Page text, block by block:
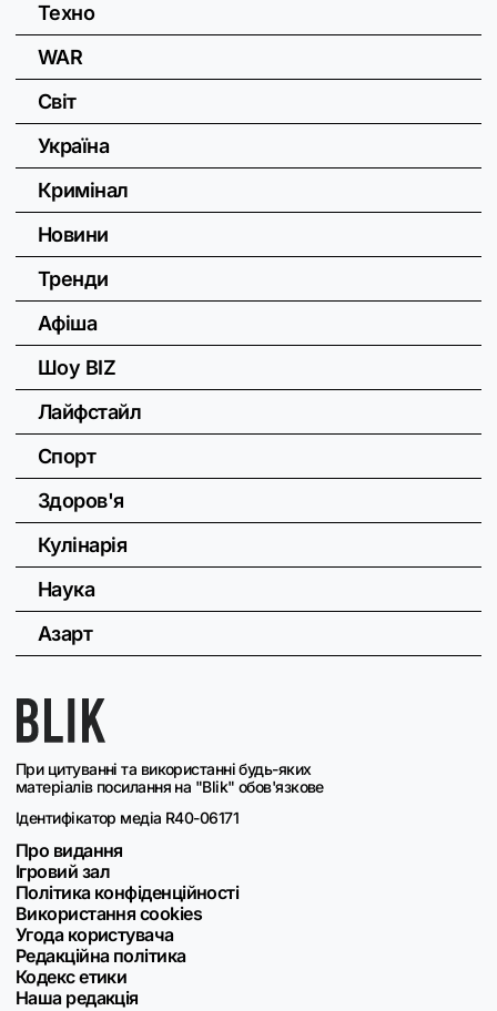
При цитуванні та використанні будь-яких
матеріалів посилання на "Blik" обов'язкове
Ідентифікатор медіа R40-06171
Про видання
Ігровий зал
Політика конфіденційності
Використання cookies
Угода користувача
Редакційна політика
Кодекс етики
Наша редакція
Техно
WAR
Світ
Україна
Кримінал
Новини
Тренди
Афіша
Шоу BIZ
Лайфстайл
Спорт
Здоров'я
Кулінарія
Наука
Азарт